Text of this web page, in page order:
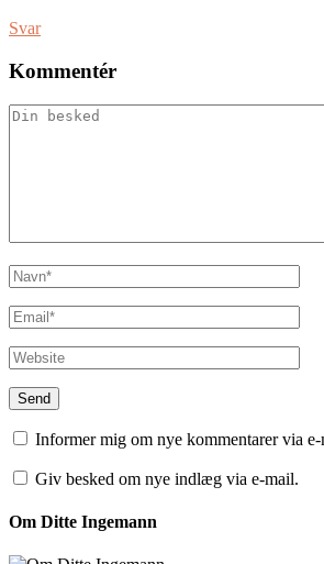
Svar
Kommentér
Informer mig om nye kommentarer via e-
Giv besked om nye indlæg via e-mail.
Om Ditte Ingemann